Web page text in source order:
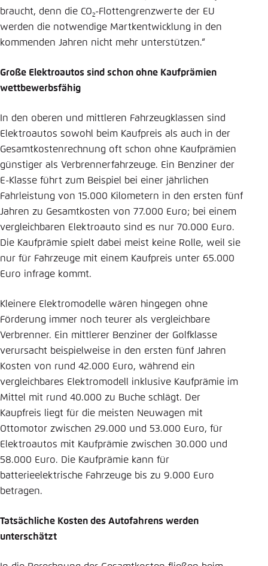
braucht, denn die CO2-Flottengrenzwerte der EU
werden die notwendige Martkentwicklung in den
kommenden Jahren nicht mehr unterstützen.“
Große Elektroautos sind schon ohne Kaufprämien
wettbewerbsfähig
In den oberen und mittleren Fahrzeugklassen sind
Elektroautos sowohl beim Kaufpreis als auch in der
Gesamtkostenrechnung oft schon ohne Kaufprämien
günstiger als Verbrennerfahrzeuge. Ein Benziner der
E-Klasse führt zum Beispiel bei einer jährlichen
Fahrleistung von 15.000 Kilometern in den ersten fünf
Jahren zu Gesamtkosten von 77.000 Euro; bei einem
vergleichbaren Elektroauto sind es nur 70.000 Euro.
Die Kaufprämie spielt dabei meist keine Rolle, weil sie
nur für Fahrzeuge mit einem Kaufpreis unter 65.000
Euro infrage kommt.
Kleinere Elektromodelle wären hingegen ohne
Förderung immer noch teurer als vergleichbare
Verbrenner. Ein mittlerer Benziner der Golfklasse
verursacht beispielweise in den ersten fünf Jahren
Kosten von rund 42.000 Euro, während ein
vergleichbares Elektromodell inklusive Kaufprämie im
Mittel mit rund 40.000 zu Buche schlägt. Der
Kaupfreis liegt für die meisten Neuwagen mit
Ottomotor zwischen 29.000 und 53.000 Euro, für
Elektroautos mit Kaufprämie zwischen 30.000 und
58.000 Euro. Die Kaufprämie kann für
batterieelektrische Fahrzeuge bis zu 9.000 Euro
betragen.
Tatsächliche Kosten des Autofahrens werden
unterschätzt